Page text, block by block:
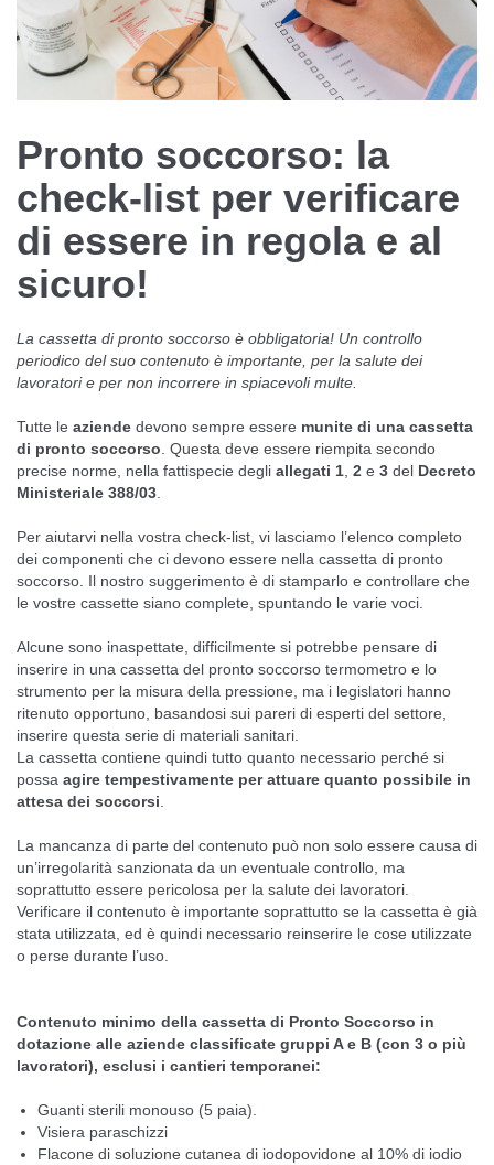
Pronto soccorso: la
check-list per verificare
di essere in regola e al
sicuro!
La cassetta di pronto soccorso è obbligatoria! Un controllo
periodico del suo contenuto è importante, per la salute dei
lavoratori e per non incorrere in spiacevoli multe.
Tutte le aziende devono sempre essere munite di una cassetta
di pronto soccorso . Questa deve essere riempita secondo
precise norme, nella fattispecie degli allegati 1 2 e 3 del Decreto
Ministeriale 388/03
Per aiutarvi nella vostra check-list, vi lasciamo l’elenco completo
dei componenti che ci devono essere nella cassetta di pronto
soccorso. Il nostro suggerimento è di stamparlo e controllare che
le vostre cassette siano complete, spuntando le varie voci.
Alcune sono inaspettate, difficilmente si potrebbe pensare di
inserire in una cassetta del pronto soccorso termometro e lo
strumento per la misura della pressione, ma i legislatori hanno
ritenuto opportuno, basandosi sui pareri di esperti del settore,
inserire questa serie di materiali sanitari.
La cassetta contiene quindi tutto quanto necessario perché si
possa agire tempestivamente per attuare quanto possibile in
attesa dei soccorsi
La mancanza di parte del contenuto può non solo essere causa di
un’irregolarità sanzionata da un eventuale controllo, ma
soprattutto essere pericolosa per la salute dei lavoratori.
Verificare il contenuto è importante soprattutto se la cassetta è già
stata utilizzata, ed è quindi necessario reinserire le cose utilizzate
o perse durante l’uso.
Contenuto minimo della cassetta di Pronto Soccorso in
dotazione alle aziende classificate gruppi A e B (con 3 o più
lavoratori), esclusi i cantieri temporanei:
Guanti sterili monouso (5 paia).
Visiera paraschizzi
Flacone di soluzione cutanea di iodopovidone al 10% di iodio